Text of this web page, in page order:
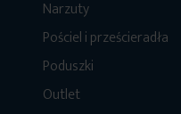
Narzuty
Pościel i prześcieradła
Poduszki
Outlet